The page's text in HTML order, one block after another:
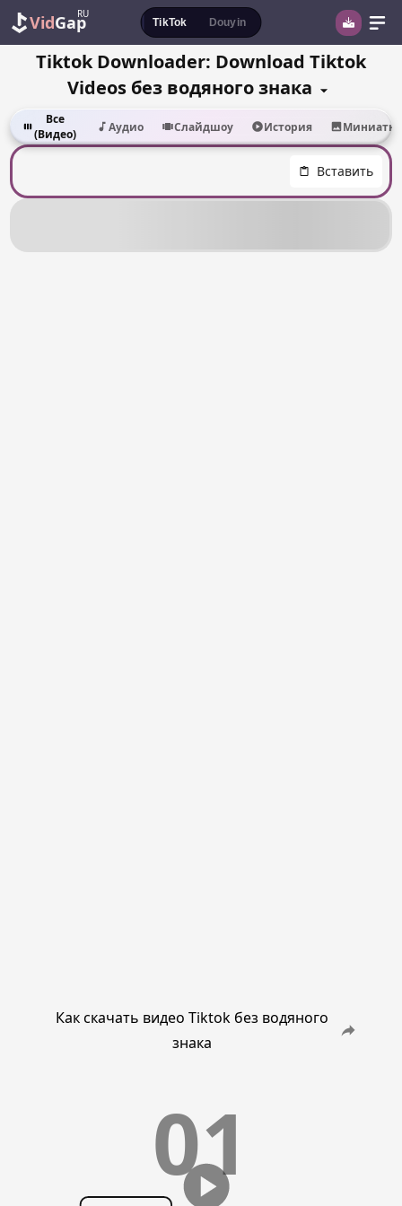
TikTok Douyin
VidGap
RU
Tiktok Downloader: Download Tiktok
Videos без водяного знака
Все
(Видео)
Аудио Слайдшоу История
Вставить
Как скачать видео Tiktok без водяного
знака
01